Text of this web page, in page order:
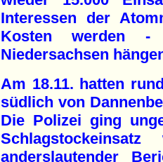
Interessen der
Kosten werden
Niedersachsen
Am 18.11. hatten
südlich von
Die Polizei ging
anderslautender